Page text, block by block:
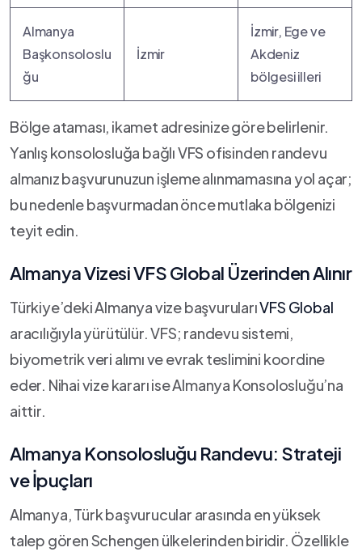
Almanya
Başkonsoloslu
ğu
İzmir
İzmir, Ege ve
Akdeniz
bölgesi illeri
Bölge ataması, ikamet adresinize göre belirlenir.
Yanlış konsolosluğa bağlı VFS ofisinden randevu
almanız başvurunuzun işleme alınmamasına yol açar;
bu nedenle başvurmadan önce mutlaka bölgenizi
teyit edin.
Almanya Vizesi VFS Global Üzerinden Alınır
Türkiye’deki Almanya vize başvurularıVFS Global
aracılığıyla yürütülür. VFS; randevu sistemi,
biyometrik veri alımı ve evrak teslimini koordine
eder. Nihai vize kararı ise Almanya Konsolosluğu’na
aittir.
Almanya Konsolosluğu Randevu: Strateji
ve İpuçları
Almanya, Türk başvurucular arasında en yüksek
talep gören Schengen ülkelerinden biridir. Özellikle